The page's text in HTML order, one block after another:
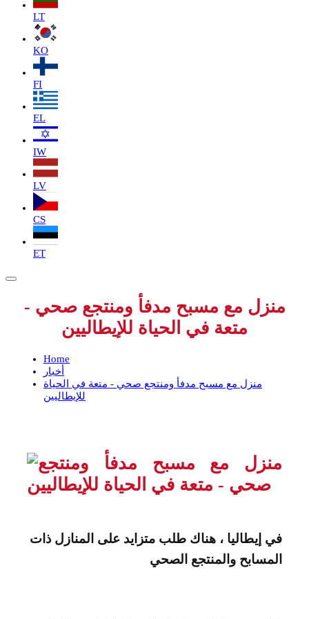
LT
KO
FI
EL
IW
LV
CS
ET
منزل مع مسبح مدفأ ومنتجع صحي -
متعة في الحياة للإيطاليين
Home
أخبار
منزل مع مسبح مدفأ ومنتجع صحي - متعة في الحياة
للإيطاليين
في إيطاليا ، هناك طلب متزايد على المنازل ذات
المسابح والمنتجع الصحي